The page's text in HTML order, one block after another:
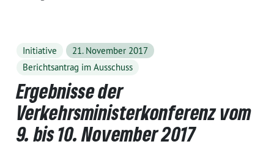
Initiative
21. November 2017
Berichtsantrag im Ausschuss
Ergebnisse der
Verkehrsministerkonferenz vom
9. bis 10. November 2017